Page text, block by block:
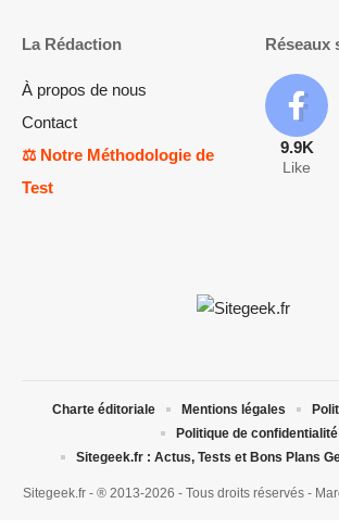
La Rédaction
À propos de nous
Contact
⚖️ Notre Méthodologie de
Test
Réseaux
9.9K
Like
Sitegeek.fr - ® 2013-2026 - Tous droits réservés -
Charte éditoriale Mentions légales
Politique de confidentialité
Sitegeek.fr : Actus, Tests et Bons Plans